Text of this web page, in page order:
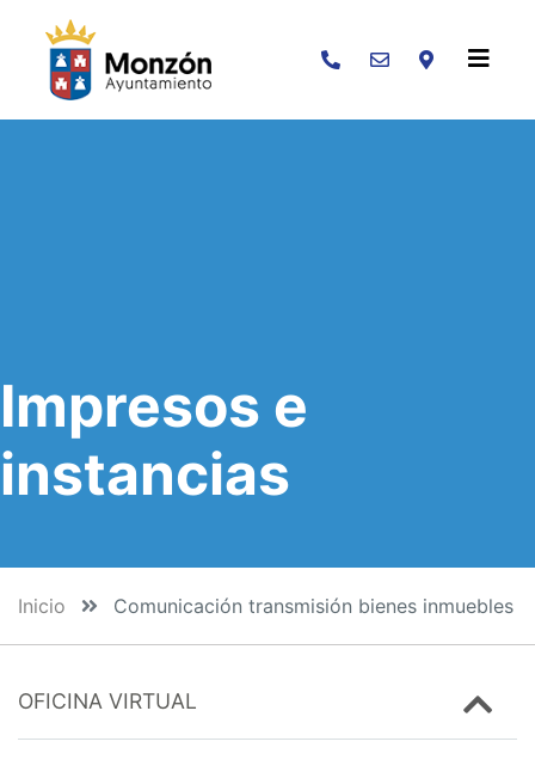
Buscar
Impresos e
instancias
Inicio Comunicación transmisión bienes inmuebles
OFICINA VIRTUAL